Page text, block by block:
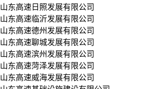
山东高速日照发展有限公司
山东高速临沂发展有限公司
山东高速德州发展有限公司
山东高速聊城发展有限公司
山东高速滨州发展有限公司
山东高速菏泽发展有限公司
山东高速威海发展有限公司